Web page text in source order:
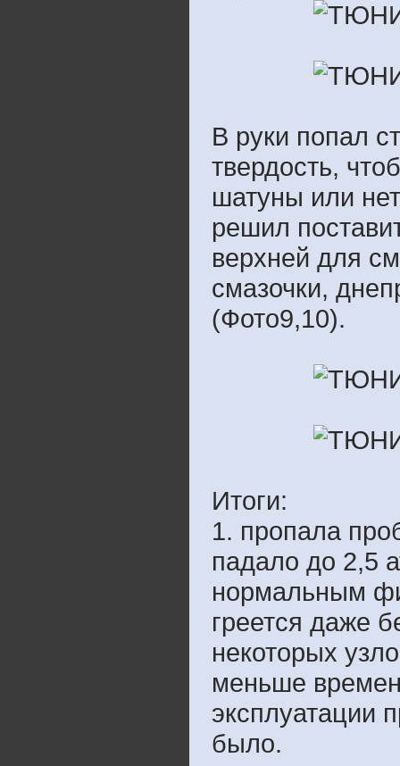
В руки попал
твердость,
шатуны или
решил
верхней для
смазочки,
(Фото9,10).
Итоги:
1. пропала
падало до 2,5
нормальным
греется даже
некоторых
меньше
эксплуатации
было.